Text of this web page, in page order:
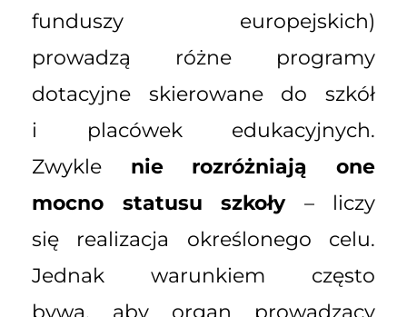
funduszy europejskich)
prowadzą różne programy
dotacyjne skierowane do szkół
i placówek edukacyjnych.
Zwykle nie rozróżniają one
mocno statusu szkoły– liczy
się realizacja określonego celu.
Jednak warunkiem często
bywa, aby organ prowadzący